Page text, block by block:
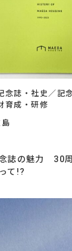
念誌・社史 ／ 記
育成・研修
誌の魅力 30
て!?